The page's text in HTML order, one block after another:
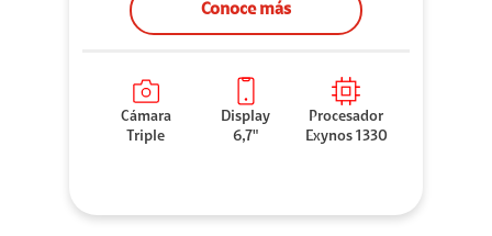
Conoce más
Cámara
Triple
Display
6,7"
Procesador
Exynos 1330